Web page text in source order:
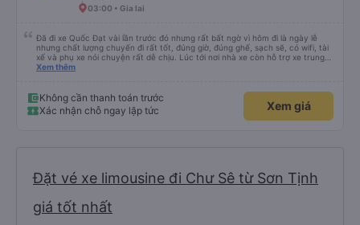
03:00 • Gia lai
Đã đi xe Quốc Đạt vài lần trước đó nhưng rất bất ngờ vì hôm đi là ngày lễ
nhưng chất lượng chuyến đi rất tốt, đúng giờ, đúng ghế, sạch sẽ, có wifi, tài
xế và phụ xe nói chuyện rất dễ chịu. Lúc tới nơi nhà xe còn hỗ trợ xe trung
chuyển tới tận nhà. 10đ cho nhà xe, hy vọng nhà xe duy trì được chất lượng
Xem thêm
Không cần thanh toán trước
Xác nhận chỗ ngay lập tức
Xem giá
Đặt vé xe limousine đi Chư Sê từ Sơn Tịnh
giá tốt nhất